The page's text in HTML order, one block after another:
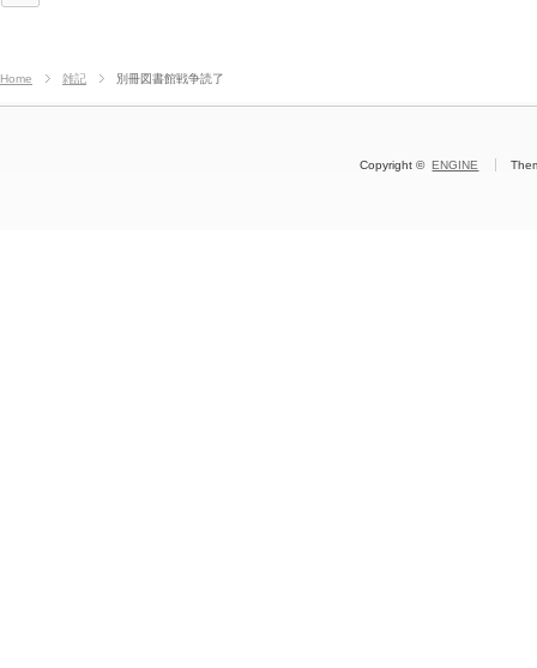
Home 雑記 別冊図書館戦争読了
Copyright ©ENGINE